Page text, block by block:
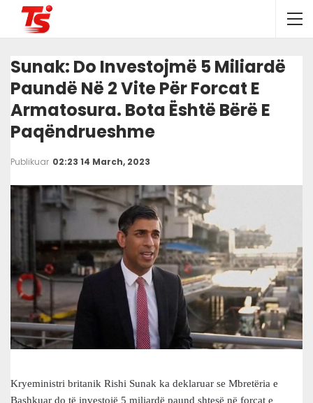
Sunak: Do Investojmë 5 Miliardë
Paundë Në 2 Vite Për Forcat E
Armatosura. Bota Është Bërë E
Paqëndrueshme
Publikuar 02:23 14 March, 2023
Kryeministri britanik Rishi Sunak ka deklaruar se Mbretëria e
Bashkuar do të investojë 5 miliardë paund shtesë në forcat e